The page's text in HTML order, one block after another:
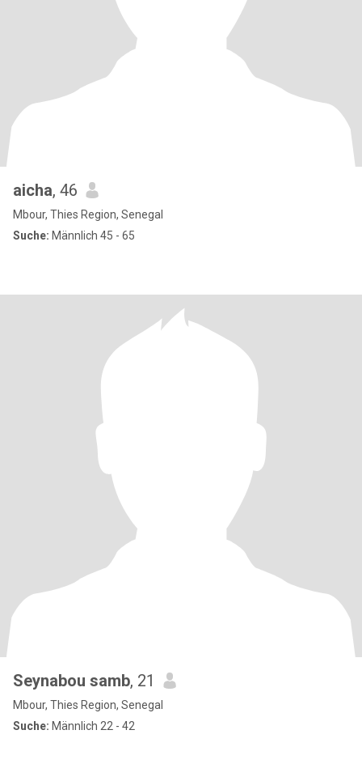
aicha, 46
Mbour, Thies Region, Senegal
Suche: Männlich 45 - 65
Seynabou samb, 21
Mbour, Thies Region, Senegal
Suche: Männlich 22 - 42